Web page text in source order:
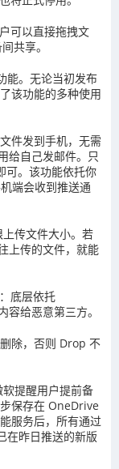
可以直接拖拽文
共享。
能。无论当初发布
该功能的多种使用
件发到手机，无需
给自己发邮件。只
可。该功能依托你
端会收到推送通
传文件大小。若
上传的文件，就能
底层依托
给恶意第三方。
除，否则 Drop 不
提醒用户提前备
保存在 OneDrive
服务后，所有通过
在昨日推送的新版